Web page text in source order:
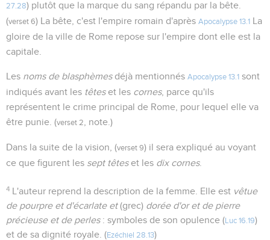
27.28) plutôt que la marque du sang répandu par la bête.
(verset 6) La bête, c'est l'empire romain d'après Apocalypse 13.1 La
gloire de la ville de Rome repose sur l'empire dont elle est la
capitale.
Les noms de blasphèmesdéjà mentionnés Apocalypse 13.1 sont
indiqués avant les têteset les cornes, parce qu'ils
représentent le crime principal de Rome, pour lequel elle va
être punie. (verset 2 , note.)
Dans la suite de la vision, (verset 9) il sera expliqué au voyant
ce que figurent les sept têteset les dix cornes.
4 L'auteur reprend la description de la femme. Elle est vêtue
de pourpre et d'écarlate et(grec) dorée d'or et de pierre
précieuse et de perles: symboles de son opulence ( Luc 16.19)
et de sa dignité royale. (Ezéchiel 28.13)